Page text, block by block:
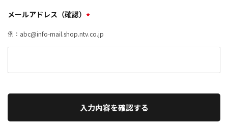
メールアドレス（確認） *
例：abc@info-mail.shop.ntv.co.jp
入力内容を確認する